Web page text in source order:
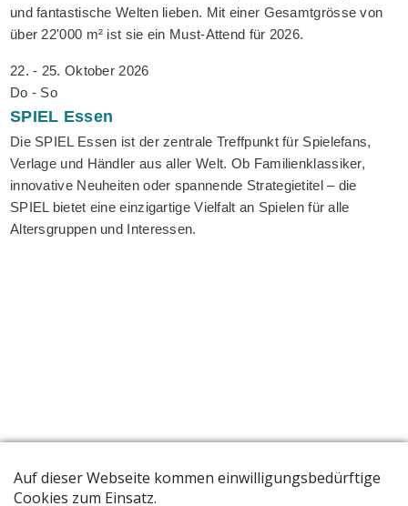
und fantastische Welten lieben. Mit einer Gesamtgrösse von
über 22'000 m² ist sie ein Must-Attend für 2026.
22. - 25. Oktober 2026
Do - So
SPIEL Essen
Die SPIEL Essen ist der zentrale Treffpunkt für Spielefans,
Verlage und Händler aus aller Welt. Ob Familienklassiker,
innovative Neuheiten oder spannende Strategietitel – die
SPIEL bietet eine einzigartige Vielfalt an Spielen für alle
Altersgruppen und Interessen.